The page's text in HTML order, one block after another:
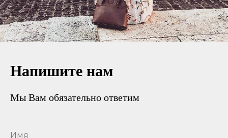
Напишите нам
Мы Вам обязательно ответим